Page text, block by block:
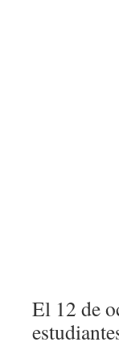
El 12 de